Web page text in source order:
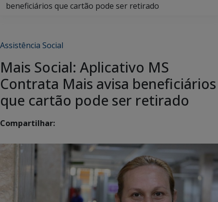
beneficiários que cartão pode ser retirado
Assistência Social
Mais Social: Aplicativo MS
Contrata Mais avisa beneficiários
que cartão pode ser retirado
Compartilhar: